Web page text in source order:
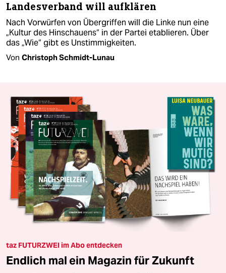
Landesverband will aufklären
Nach Vorwürfen von Übergriffen will die Linke nun eine
„Kultur des Hinschauens“ in der Partei etablieren. Über
das „Wie“ gibt es Unstimmigkeiten.
Von Christoph Schmidt-Lunau
taz FUTURZWEI im Abo entdecken
Endlich mal ein Magazin für Zukunft